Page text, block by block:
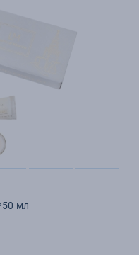
мл